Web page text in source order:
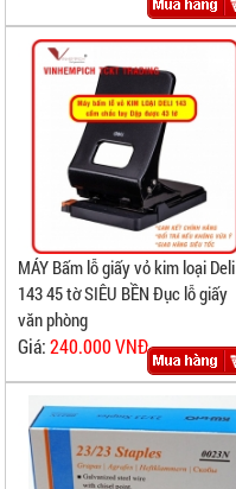
MÁY Bấm lỗ giấy vỏ kim loại Deli
143 45 tờ SIÊU BỀN Đục lỗ giấy
văn phòng
Giá:240.000 VNĐ